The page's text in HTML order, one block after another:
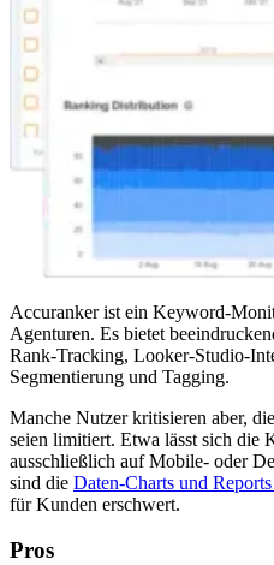
Accuranker ist ein Keyword-
Agenturen. Es bietet
Rank-Tracking, Looker-Studio-
Segmentierung und Tagging.
Manche Nutzer kritisieren aber,
seien limitiert. Etwa lässt sich die
ausschließlich auf Mobile- oder
sind die Daten-Charts und
für Kunden erschwert.
Pros